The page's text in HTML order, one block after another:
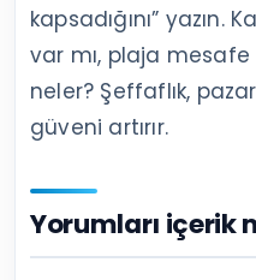
kapsadığını” yazın.
var mı, plaja
neler? Şeffaflık,
güveni artırır.
Yorumları içerik